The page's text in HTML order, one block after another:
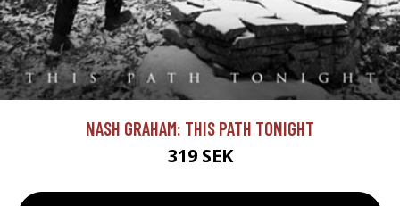
NASH GRAHAM: THIS PATH TONIGHT
319 SEK